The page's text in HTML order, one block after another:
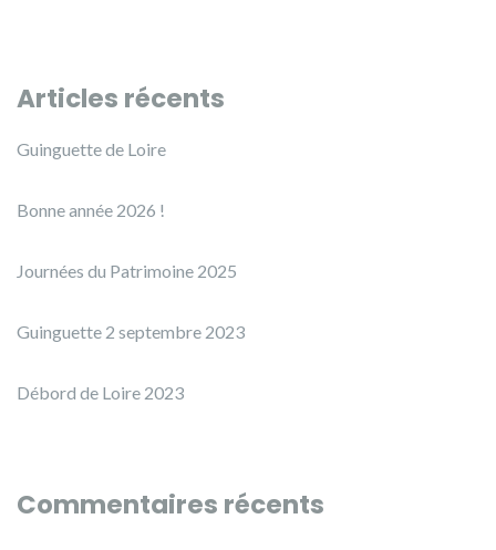
Articles récents
Guinguette de Loire
Bonne année 2026 !
Journées du Patrimoine 2025
Guinguette 2 septembre 2023
Débord de Loire 2023
Commentaires récents